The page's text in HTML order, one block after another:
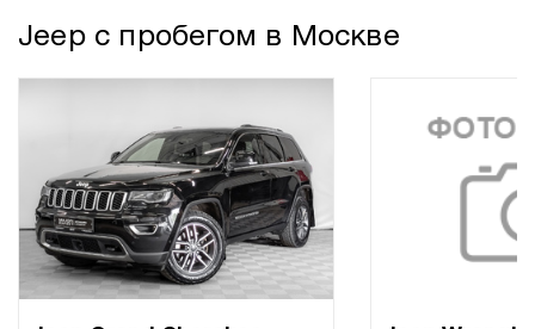
Jeep с пробегом в Москве